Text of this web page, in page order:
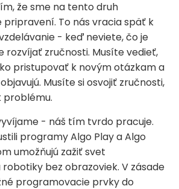
že sme na tento druh
To nás vracia späť k
- keď neviete, čo je
rozvíjať zručnosti. Musíte vedieť,
pristupovať k novým otázkam a
Musíte si osvojiť zručnosti,
problému.
- náš tím tvrdo pracuje.
programy Algo Play a Algo
umožňujú zažiť svet
bez obrazoviek. V zásade
programovacie prvky do